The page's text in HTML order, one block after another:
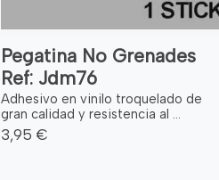
Pegatina No Grenades
Ref: Jdm76
Adhesivo en vinilo troquelado de
gran calidad y resistencia al ...
3,95 €